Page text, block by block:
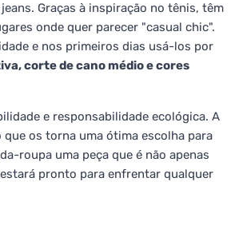
Graças à inspiração no tênis, têm
onde quer parecer "casual chic".
e nos primeiros dias usá-los por
corte de cano médio e cores
e responsabilidade ecológica. A
os torna uma ótima escolha para
roupa uma peça que é não apenas
pronto para enfrentar qualquer